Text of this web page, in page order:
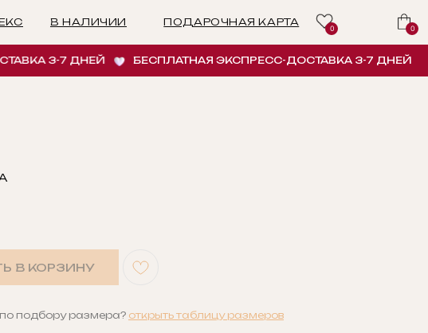
ПОДАРОЧНАЯ КАРТА
0 0
3-7 ДНЕЙ БЕСПЛАТНАЯ ЭКСПРЕСС-ДОСТАВКА 3-7 ДНЕЙ
В КОРЗИНУ
подбору размера? открыть таблицу размеров